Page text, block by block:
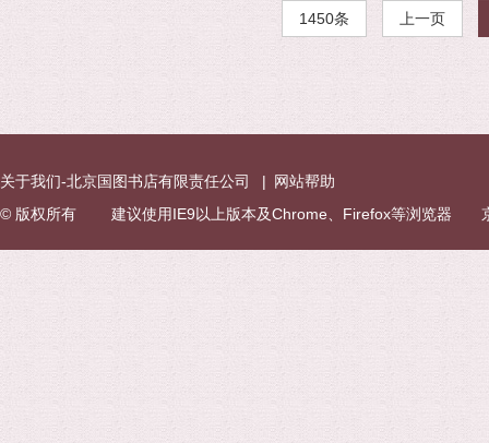
1450条 上一页
关于我们-北京国图书店有限责任公司 | 网站帮助
© 版权所有 建议使用IE9以上版本及Chrome、Firefox等浏览器